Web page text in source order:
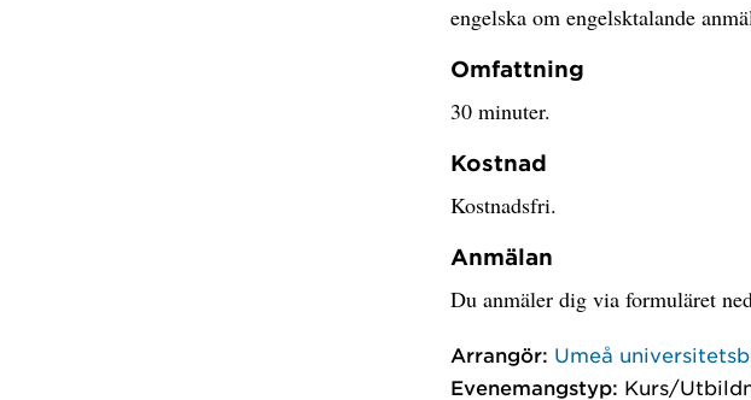
engelska om engelsktalande
Omfattning
30 minuter.
Kostnad
Kostnadsfri.
Anmälan
Du anmäler dig via formuläret
Arrangör: Umeå
Evenemangstyp: Kurs/